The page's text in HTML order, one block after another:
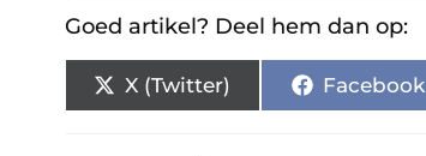
Goed artikel? Deel hem dan op:
X (Twitter) Facebook